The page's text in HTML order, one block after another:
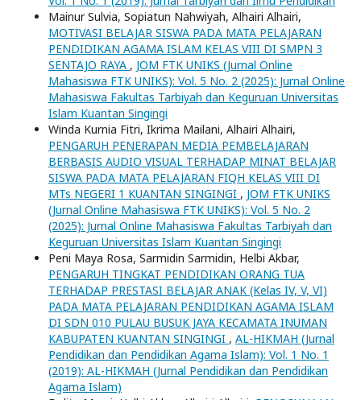
Mainur Sulvia, Sopiatun Nahwiyah, Alhairi Alhairi,
MOTIVASI BELAJAR SISWA PADA MATA PELAJARAN
PENDIDIKAN AGAMA ISLAM KELAS VIII DI SMPN 3
SENTAJO RAYA , JOM FTK UNIKS (Jurnal Online
Mahasiswa FTK UNIKS): Vol. 5 No. 2 (2025): Jurnal Online
Mahasiswa Fakultas Tarbiyah dan Keguruan Universitas
Islam Kuantan Singingi
Winda Kurnia Fitri, Ikrima Mailani, Alhairi Alhairi,
PENGARUH PENERAPAN MEDIA PEMBELAJARAN
BERBASIS AUDIO VISUAL TERHADAP MINAT BELAJAR
SISWA PADA MATA PELAJARAN FIQH KELAS VIII DI
MTs NEGERI 1 KUANTAN SINGINGI , JOM FTK UNIKS
(Jurnal Online Mahasiswa FTK UNIKS): Vol. 5 No. 2
(2025): Jurnal Online Mahasiswa Fakultas Tarbiyah dan
Keguruan Universitas Islam Kuantan Singingi
Peni Maya Rosa, Sarmidin Sarmidin, Helbi Akbar,
PENGARUH TINGKAT PENDIDIKAN ORANG TUA
TERHADAP PRESTASI BELAJAR ANAK (Kelas IV, V, VI)
PADA MATA PELAJARAN PENDIDIKAN AGAMA ISLAM
DI SDN 010 PULAU BUSUK JAYA KECAMATA INUMAN
KABUPATEN KUANTAN SINGINGI , AL-HIKMAH (Jurnal
Pendidikan dan Pendidikan Agama Islam): Vol. 1 No. 1
(2019): AL-HIKMAH (Jurnal Pendidikan dan Pendidikan
Agama Islam)